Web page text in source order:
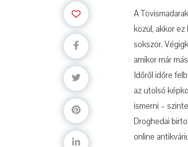
A
közül, akkor
sokszor.
amikor már
Időről időre
az utolsó
ismerni –
Droghedai
online